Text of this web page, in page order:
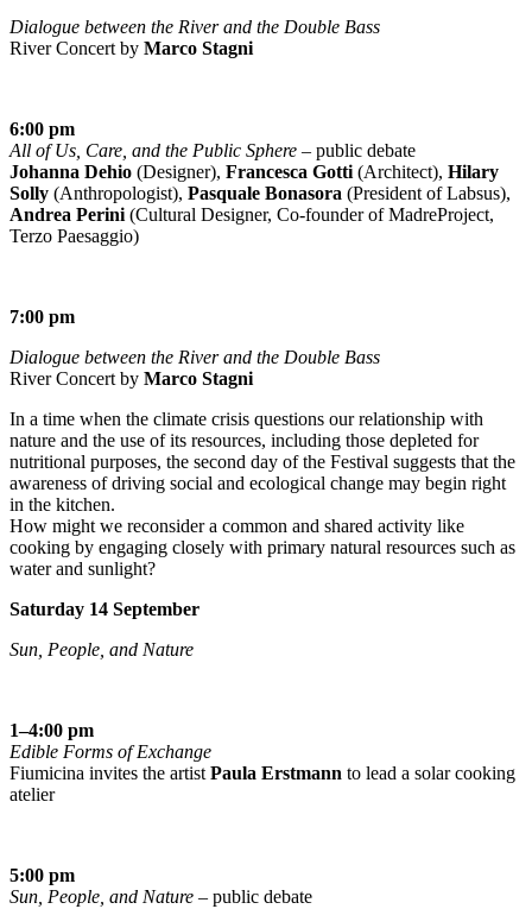
Dialogue between the River and the Double Bass
River Concert by Marco Stagni
6:00 pm
All of Us, Care, and the Public Sphere – public debate
Johanna Dehio (Designer), Francesca Gotti (Architect), Hilary
Solly (Anthropologist), Pasquale Bonasora (President of Labsus),
Andrea Perini (Cultural Designer, Co-founder of MadreProject,
Terzo Paesaggio)
7:00 pm
Dialogue between the River and the Double Bass
River Concert by Marco Stagni
In a time when the climate crisis questions our relationship with
nature and the use of its resources, including those depleted for
nutritional purposes, the second day of the Festival suggests that the
awareness of driving social and ecological change may begin right
in the kitchen.
How might we reconsider a common and shared activity like
cooking by engaging closely with primary natural resources such as
water and sunlight?
Saturday 14 September
Sun, People, and Nature
1–4:00 pm
Edible Forms of Exchange
Fiumicina invites the artist Paula Erstmann to lead a solar cooking
atelier
5:00 pm
Sun, People, and Nature – public debate